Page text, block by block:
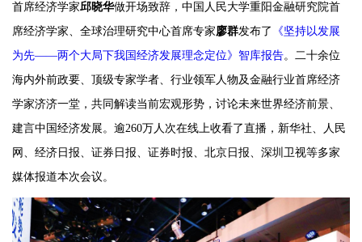
首席经济学家邱晓华做开场致辞，中国人民大学重阳金融研究院首
席经济学家、全球治理研究中心首席专家廖群发布了
《坚持以发展
为先——两个大局下我国经济发展理念定位》智库报告。二十余位
海内外前政要、顶级专家学者、行业领军人物及金融行业首席经济
学家济济一堂，共同解读当前宏观形势，讨论未来世界经济前景、
建言中国经济发展。逾260万人次在线上收看了直播，新华社、人民
网、经济日报、证券日报、证券时报、北京日报、深圳卫视等多家
媒体报道本次会议。